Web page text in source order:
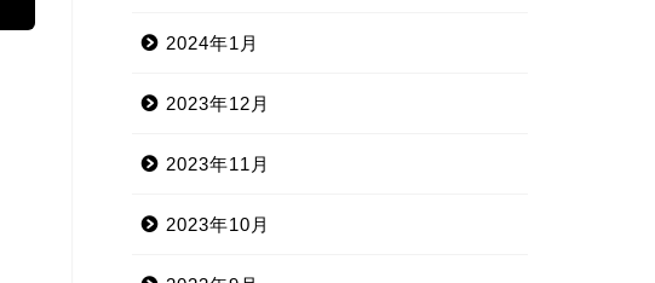
2024年1月
2023年12月
2023年11月
2023年10月